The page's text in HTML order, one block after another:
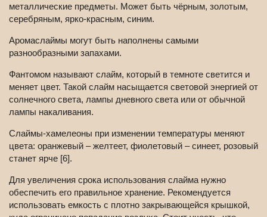
металлические предметы. Может быть чёрным, золотым,
серебряным, ярко-красным, синим.
Аромаслаймы могут быть наполнены самыми
разнообразными запахами.
Фантомом называют слайм, который в темноте светится и
меняет цвет. Такой слайм насыщается световой энергией от
солнечного света, лампы дневного света или от обычной
лампы накаливания.
Слаймы-хамелеоны при изменении температуры меняют
цвета: оранжевый – желтеет, фиолетовый – синеет, розовый
станет ярче [6].
Для увеличения срока использования слайма нужно
обеспечить его правильное хранение. Рекомендуется
использовать емкость с плотно закрывающейся крышкой,